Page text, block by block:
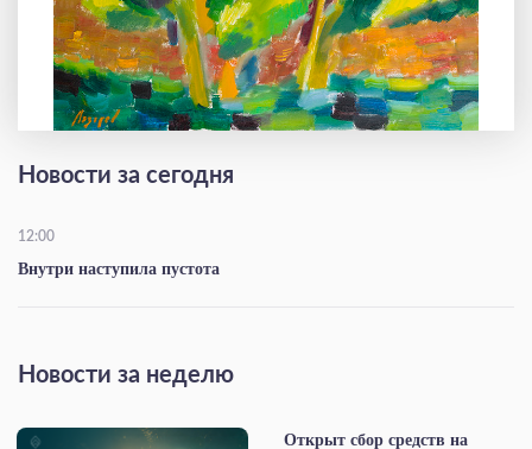
Новости за сегодня
12:00
Внутри наступила пустота
Новости за неделю
Открыт сбор средств на